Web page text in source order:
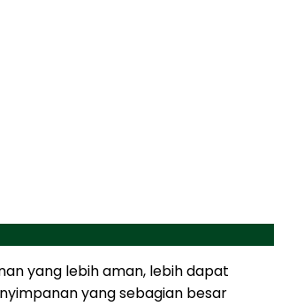
yang lebih aman, lebih dapat
yang sebagian besar